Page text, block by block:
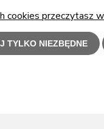
cookies przeczytasz
TYLKO NIEZBĘDNE